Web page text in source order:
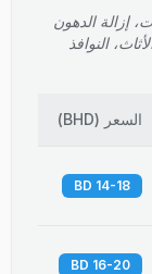
إزالة الدهون
النوافذ
السعر (
BHD
)
14-18 BD
16-20 BD